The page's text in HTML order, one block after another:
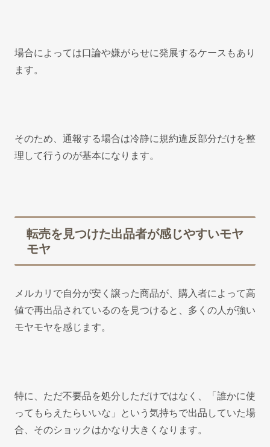
場合によっては口論や嫌がらせに発展するケースもあり
ます。
そのため、通報する場合は冷静に規約違反部分だけを整
理して行うのが基本になります。
転売を見つけた出品者が感じやすいモヤ
モヤ
メルカリで自分が安く譲った商品が、購入者によって高
値で再出品されているのを見つけると、多くの人が強い
モヤモヤを感じます。
特に、ただ不要品を処分しただけではなく、「誰かに使
ってもらえたらいいな」という気持ちで出品していた場
合、そのショックはかなり大きくなります。